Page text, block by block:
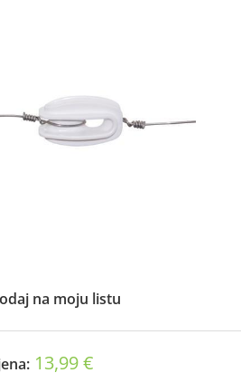
na moju listu
13,99 €